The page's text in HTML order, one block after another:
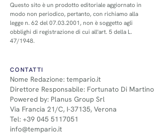
Questo sito è un prodotto editoriale aggiornato in
modo non periodico, pertanto, con richiamo alla
legge n. 62 del 07.03.2001, non è soggetto agli
obblighi di registrazione di cui all'art. 5 della L.
47/1948.
CONTATTI
Nome Redazione: tempario.it
Direttore Responsabile: Fortunato Di Martino
Powered by: Planus Group Srl
Via Francia 21/C, I-37135, Verona
Tel: +39 045 5117051
info@tempario.it